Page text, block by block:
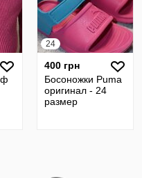
24
400 грн
Босоножки Puma
оригинал - 24
размер